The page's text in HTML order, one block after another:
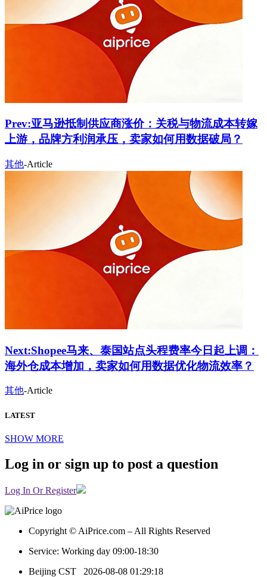
Prev:亚马逊抵制供应商涨价：关税与物流成本转嫁
上游，品牌方利润承压，卖家如何用数据破局？
其他-Article
Next:Shopee马来、泰国站点头程费率今日起上调：
海外仓成本增加，卖家如何用数据优化物流效率？
其他-Article
LATEST
SHOW MORE
Log in or sign up to post a question
Log In Or Register
Copyright © AiPrice.com – All Rights Reserved
Service: Working day 09:00-18:30
Beijing CST 2026-08-08 01:29:18